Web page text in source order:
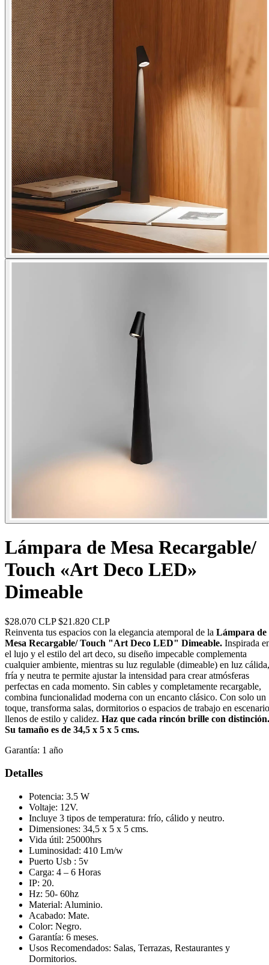
Lámpara de Mesa Recargable/
Touch «Art Deco LED»
Dimeable
$28.070 CLP $21.820 CLP
Reinventa tus espacios con la elegancia atemporal de la Lámpara de
Mesa Recargable/ Touch "Art Deco LED" Dimeable. Inspirada
el lujo y el estilo del art deco, su diseño impecable complementa
cualquier ambiente, mientras su luz regulable (dimeable) en luz cálida,
fría y neutra te permite ajustar la intensidad para crear atmósferas
perfectas en cada momento. Sin cables y completamente recargable,
combina funcionalidad moderna con un encanto clásico. Con solo un
toque, transforma salas, dormitorios o espacios de trabajo en
llenos de estilo y calidez. Haz que cada rincón brille con distinción.
Su tamaño es de 34,5 x 5 x 5 cms.
Garantía: 1 año
Detalles
Potencia: 3.5 W
Voltaje: 12V.
Incluye 3 tipos de temperatura: frío, cálido y neutro.
Dimensiones: 34,5 x 5 x 5 cms.
Vida útil: 25000hrs
Luminosidad: 410 Lm/w
Puerto Usb : 5v
Carga: 4 – 6 Horas
IP: 20.
Hz: 50- 60hz
Material: Aluminio.
Acabado: Mate.
Color: Negro.
Garantía: 6 meses.
Usos Recomendados: Salas, Terrazas, Restaurantes y
Dormitorios.